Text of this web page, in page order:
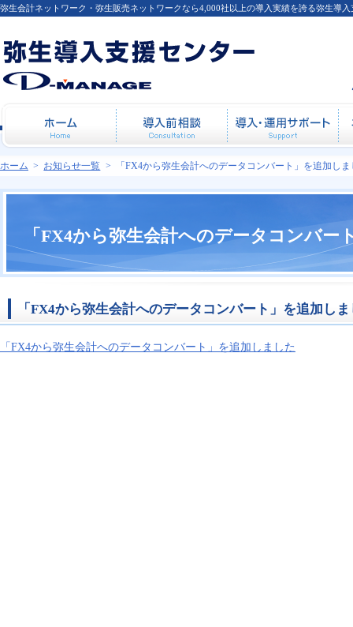
「FX4から弥生会計へのデータコンバー
弥生会計ネットワーク・弥生販売ネットワークなら4,000社以上の導入実績を誇る弥生導
「FX4から弥生会計へのデータコンバート」を追加し
「FX4から弥生会計へのデータコンバート」を追加しました
ホーム 導入前相談 導
ホーム > お知らせ一覧 > 「FX4から弥生会計へのデータコンバート」を追加しま